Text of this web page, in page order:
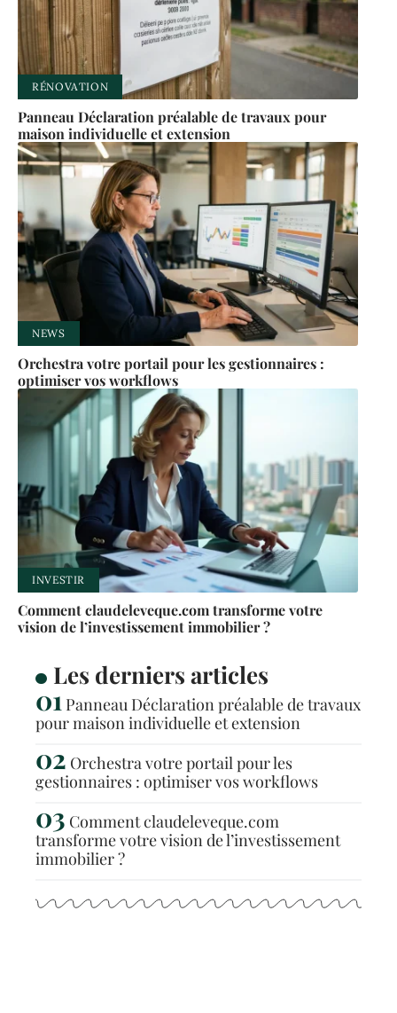
RÉNOVATION
Panneau Déclaration préalable de travaux pour
maison individuelle et extension
NEWS
Orchestra votre portail pour les gestionnaires :
optimiser vos workflows
INVESTIR
Comment claudeleveque.com transforme votre
vision de l’investissement immobilier ?
Les derniers articles
Panneau Déclaration préalable de travaux
pour maison individuelle et extension
Orchestra votre portail pour les
gestionnaires : optimiser vos workflows
Comment claudeleveque.com
transforme votre vision de l’investissement
immobilier ?